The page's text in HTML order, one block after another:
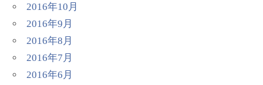
2016年10月
2016年9月
2016年8月
2016年7月
2016年6月